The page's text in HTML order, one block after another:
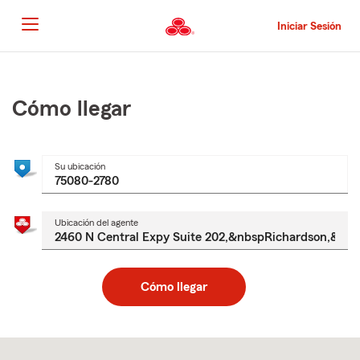
al
contenido
principal
Iniciar Sesión
principal
Cómo llegar
Su ubicación
Ubicación del agente
Cómo llegar
to